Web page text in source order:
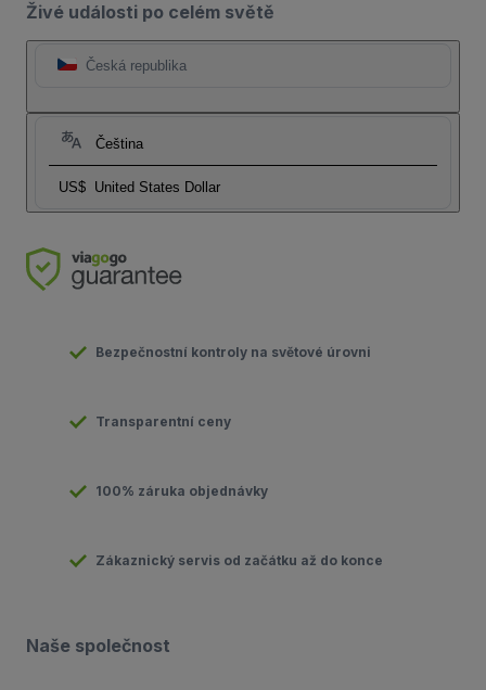
Živé události po celém světě
Česká republika
Čeština
US$ United States Dollar
Bezpečnostní kontroly na světové úrovni
Transparentní ceny
100% záruka objednávky
Zákaznický servis od začátku až do konce
Naše společnost